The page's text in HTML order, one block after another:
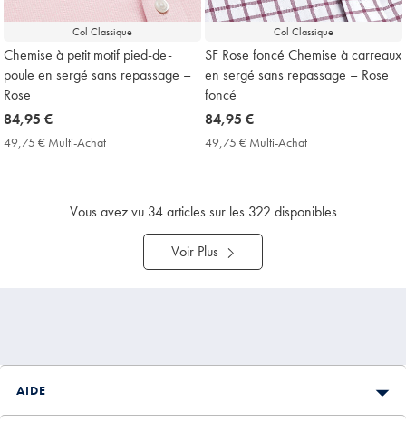
Col Classique
Chemise à petit motif pied-de-
poule en sergé sans repassage –
Rose
now
84,95
84,95 €
49,75 € Multi-Achat
Price
Col Classique
SF Rose foncé Chemise à carreaux
en sergé sans repassage – Rose
foncé
now
84,95
84,95 €
49,75 € Multi-Achat
Price
Vous avez vu 34articles sur les 322 disponibles
Voir Plus
AIDE